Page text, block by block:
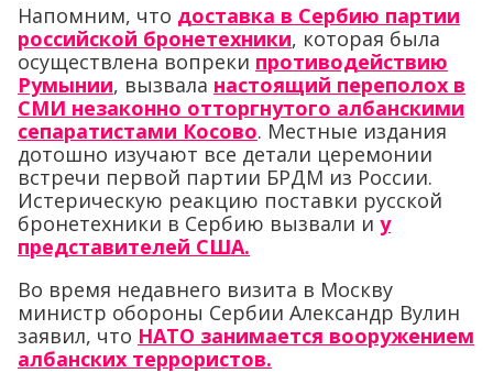
Напомним, что доставка в Сербию партии
российской бронетехники, которая была
осуществлена вопреки противодействию
Румынии, вызвала настоящий переполох в
СМИ незаконно отторгнутого албанскими
сепаратистами Косово. Местные издания
дотошно изучают все детали церемонии
встречи первой партии БРДМ из России.
Истерическую реакцию поставки русской
бронетехники в Сербию вызвали и у
представителей США.
Во время недавнего визита в Москву
министр обороны Сербии Александр Вулин
заявил, что НАТО занимается вооружением
албанских террористов.